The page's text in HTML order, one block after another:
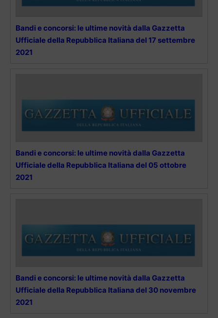
Bandi e concorsi: le ultime novità dalla Gazzetta
Ufficiale della Repubblica Italiana del 17 settembre
2021
Bandi e concorsi: le ultime novità dalla Gazzetta
Ufficiale della Repubblica Italiana del 05 ottobre
2021
Bandi e concorsi: le ultime novità dalla Gazzetta
Ufficiale della Repubblica Italiana del 30 novembre
2021